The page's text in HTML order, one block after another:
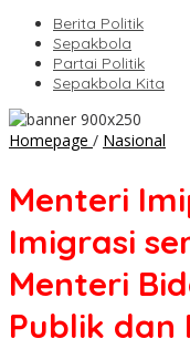
Berita Politik
Sepakbola
Partai Politik
Sepakbola Kita
Homepage / Nasional
Ahli
Menteri
Imigrasi
Menteri
Publik dan